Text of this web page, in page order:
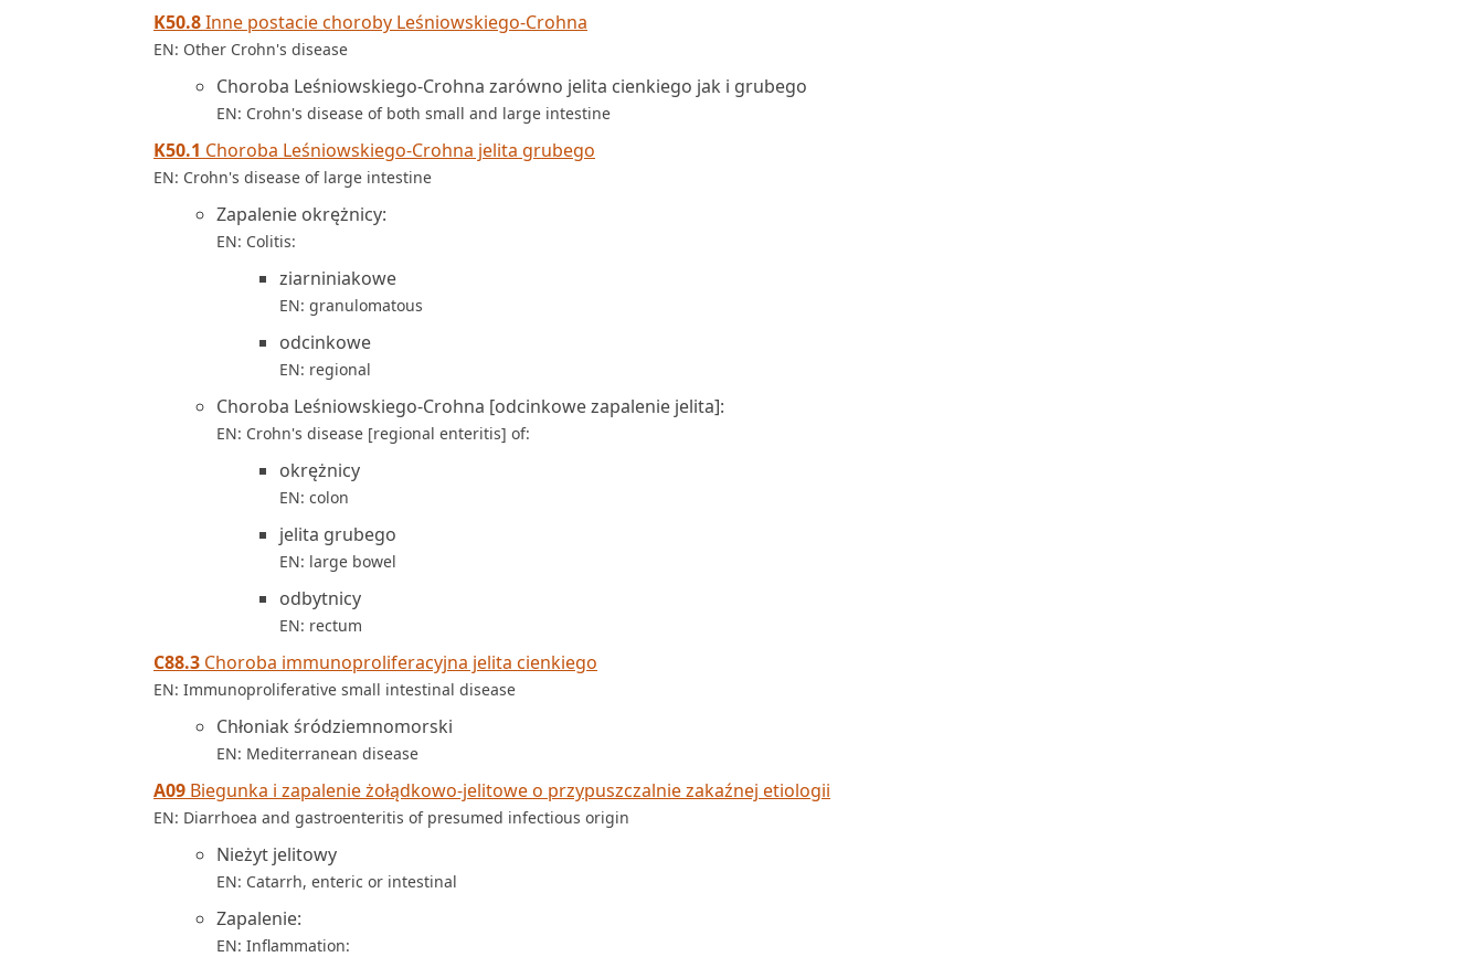
K50.8Inne postacie choroby Leśniowskiego-Crohna
EN: Other Crohn's disease
Choroba Leśniowskiego-Crohna zarówno jelita cienkiego jak i grubego
EN: Crohn's disease of both small and large intestine
K50.1 Choroba Leśniowskiego-Crohna jelita grubego
EN: Crohn's disease of large intestine
Zapalenie okrężnicy:
EN: Colitis:
ziarniniakowe
EN: granulomatous
odcinkowe
EN: regional
Choroba Leśniowskiego-Crohna [odcinkowe zapalenie jelita]:
EN: Crohn's disease [regional enteritis] of:
okrężnicy
EN: colon
jelita grubego
EN: large bowel
odbytnicy
EN: rectum
C88.3 Choroba immunoproliferacyjna jelita cienkiego
EN: Immunoproliferative small intestinal disease
Chłoniak śródziemnomorski
EN: Mediterranean disease
A09 Biegunka i zapalenie żołądkowo-jelitowe o przypuszczalnie zakaźnej etiologii
EN: Diarrhoea and gastroenteritis of presumed infectious origin
Nieżyt jelitowy
EN: Catarrh, enteric or intestinal
Zapalenie:
EN: Inflammation: